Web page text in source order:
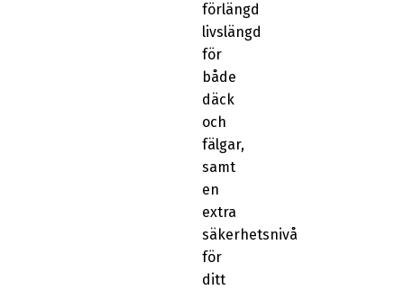
förlängd
livslängd
för
både
däck
och
fälgar,
samt
en
extra
säkerhetsnivå
för
ditt